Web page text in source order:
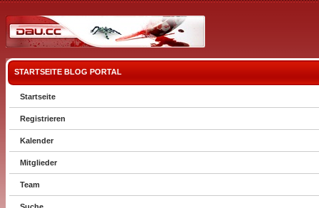
STARTSEITE BLOG PORTAL
Startseite
Registrieren
Kalender
Mitglieder
Team